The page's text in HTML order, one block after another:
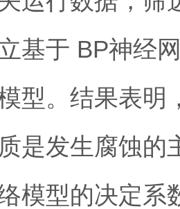
基于 BP神经
型。结果表明
是发生腐蚀的
模型的决定系